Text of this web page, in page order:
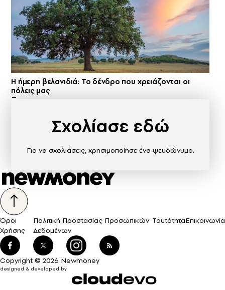
Η ήμερη βελανιδιά: Το δένδρο που χρειάζονται οι
πόλεις μας
Σχολίασε εδώ
Για να σχολιάσεις, χρησιμοποίησε ένα ψευδώνυμο.
Όροι
Χρήσης
Πολιτική Προστασίας Προσωπικών
Δεδομένων
ΤαυτότηταΕπικοινωνία
Copyright © 2026 Newmoney
designed & developed by